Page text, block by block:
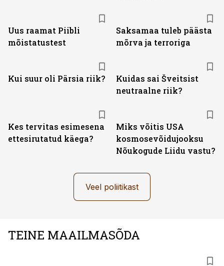
Uus raamat Piibli
mõistatustest
Saksamaa tuleb päästa
mõrva ja terroriga
Kui suur oli Pärsia riik?
Kuidas sai Šveitsist
neutraalne riik?
Kes tervitas esimesena
ettesirutatud käega?
Miks võitis USA
kosmosevõidujooksu
Nõukogude Liidu vastu?
Veel poliitikast
TEINE MAAILMASÕDA